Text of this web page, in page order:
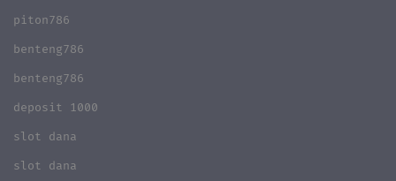
piton786
benteng786
benteng786
deposit 1000
slot dana
slot dana